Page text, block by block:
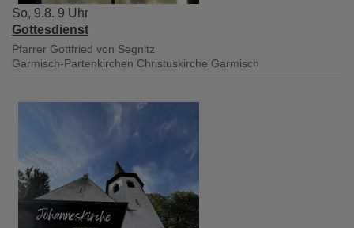
So, 9.8. 9 Uhr
Gottesdienst
Pfarrer Gottfried von Segnitz
Garmisch-Partenkirchen Christuskirche Garmisch